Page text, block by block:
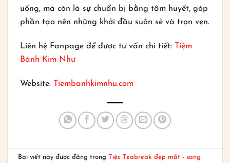
uống, mà còn là sự chuẩn bị bằng tâm huyết, góp
phần tạo nên những khởi đầu suôn sẻ và trọn vẹn.
Liên hệ Fanpage để được tư vấn chi tiết:
Tiệm
Bánh Kim Như
Website: Tiembanhkimnhu.com
Bài viết này được đăng trong Tiệc Teabreak đẹp mắt - sang